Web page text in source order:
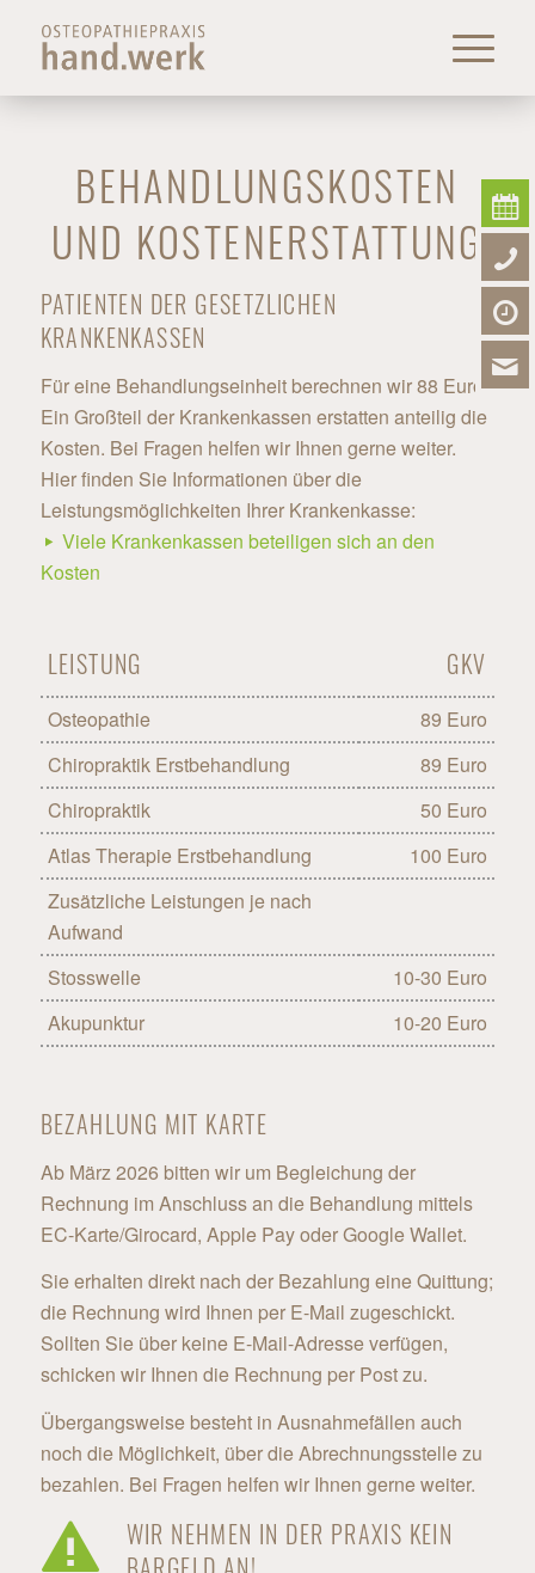
BEHANDLUNGSKOSTEN
UND KOSTENERSTATTUNG
PATIENTEN DER GESETZLICHEN
KRANKENKASSEN
Für eine Behandlungseinheit berechnen wir 88 Euro.
Ein Großteil der Krankenkassen erstatten anteilig die
Kosten. Bei Fragen helfen wir Ihnen gerne weiter.
Hier finden Sie Informationen über die
Leistungsmöglichkeiten Ihrer Krankenkasse:
Viele Krankenkassen beteiligen sich an den
Kosten
LEISTUNG GKV
Osteopathie
89 Euro
Chiropraktik Erstbehandlung
89 Euro
Chiropraktik
50 Euro
Atlas Therapie Erstbehandlung
100 Euro
Zusätzliche Leistungen je nach
Aufwand
Stosswelle
10-30 Euro
Akupunktur
10-20 Euro
BEZAHLUNG MIT KARTE
Ab März 2026 bitten wir um Begleichung der
Rechnung im Anschluss an die Behandlung mittels
EC-Karte/Girocard, Apple Pay oder Google Wallet.
Sie erhalten direkt nach der Bezahlung eine Quittung;
die Rechnung wird Ihnen per E-Mail zugeschickt.
Sollten Sie über keine E-Mail-Adresse verfügen,
schicken wir Ihnen die Rechnung per Post zu.
Übergangsweise besteht in Ausnahmefällen auch
noch die Möglichkeit, über die Abrechnungsstelle zu
bezahlen. Bei Fragen helfen wir Ihnen gerne weiter.
WIR NEHMEN IN DER PRAXIS KEIN